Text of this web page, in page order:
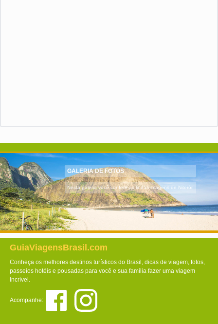
GALERIA DE FOTOS
Nesta galeria você confere as lindas imagens de Niterói!
GuiaViagensBrasil.com
Conheça os melhores destinos turísticos do Brasil, dicas de viagem, fotos,
passeios hotéis e pousadas para você e sua família fazer uma viagem
incrível.
Acompanhe: